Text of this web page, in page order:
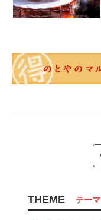
THEME テーマ